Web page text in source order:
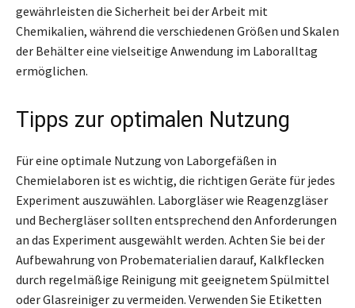
gewährleisten die Sicherheit bei der Arbeit mit
Chemikalien, während die verschiedenen Größen und Skalen
der Behälter eine vielseitige Anwendung im Laboralltag
ermöglichen.
Tipps zur optimalen Nutzung
Für eine optimale Nutzung von Laborgefäßen in
Chemielaboren ist es wichtig, die richtigen Geräte für jedes
Experiment auszuwählen. Laborgläser wie Reagenzgläser
und Bechergläser sollten entsprechend den Anforderungen
an das Experiment ausgewählt werden. Achten Sie bei der
Aufbewahrung von Probematerialien darauf, Kalkflecken
durch regelmäßige Reinigung mit geeignetem Spülmittel
oder Glasreiniger zu vermeiden. Verwenden Sie Etiketten